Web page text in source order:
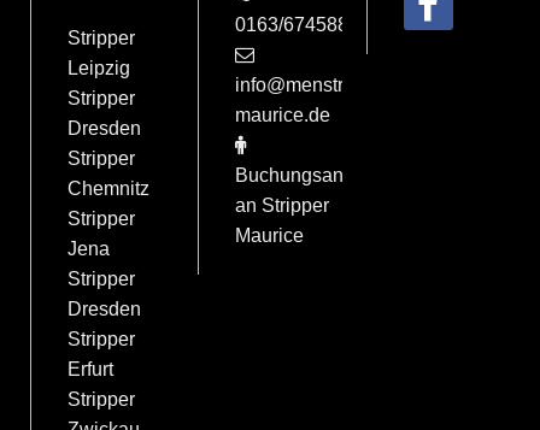
Stripper
Leipzig
Stripper
Dresden
Stripper
Chemnitz
Stripper
Jena
Stripper
Dresden
Stripper
Erfurt
Stripper
0163/6745884
info@menstrip-
maurice.de
Buchungsanfrage
an Stripper
Maurice